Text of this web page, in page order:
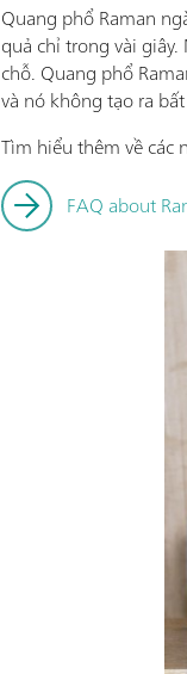
Quang phổ Raman
quả chỉ trong vài
chỗ. Quang phổ
và nó không tạo ra
Tìm hiểu thêm về các
FAQ about